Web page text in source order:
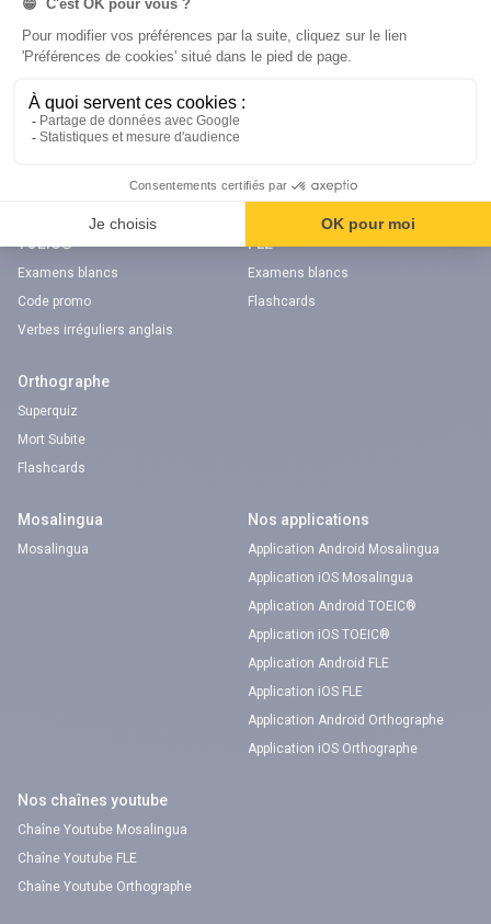
Examens blancs
Séries d’entraînement
Nos applications
Application Android Code de la route
TOEIC®
Examens blancs
Code promo
Verbes irréguliers anglais
FLE
Examens blancs
Flashcards
Orthographe
Superquiz
Mort Subite
Flashcards
Mosalingua
Mosalingua
Nos applications
Application Android Mosalingua
Application iOS Mosalingua
Application Android TOEIC®
Application iOS TOEIC®
Application Android FLE
Application iOS FLE
Application Android Orthographe
Application iOS Orthographe
Nos chaînes youtube
Chaîne Youtube Mosalingua
Chaîne Youtube FLE
Chaîne Youtube Orthographe